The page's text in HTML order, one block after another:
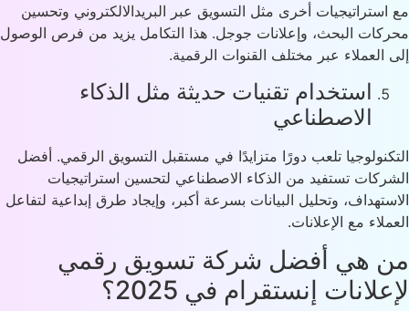
أخرى مثل التسويق عبر البريدالالكترونيوتحسين
البحث، وإعلانات جوجل. هذا التكامل يزيد من فرص الوصول
العملاء عبر مختلف القنوات الرقمية.
استخدام تقنيات حديثة مثل الذكاء
الاصطناعي
تلعب دورًا متزايدًا في مستقبل التسويق الرقمي. أفضل
تستفيد من الذكاء الاصطناعي لتحسين استراتيجيات
وتحليل البيانات بسرعة أكبر، وإيجاد طرق إبداعية لتفاعل
مع الإعلانات.
هي أفضل شركة تسويق رقمي
إنستقرام في 2025؟